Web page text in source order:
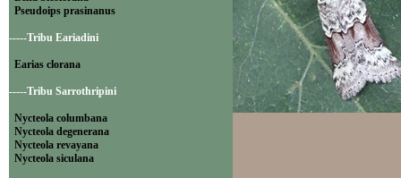
Pseudoips prasinanus
-----Tribu Eariadini
Earias clorana
-----Tribu Sarrothripini
Nycteola columbana
Nycteola degenerana
Nycteola revayana
Nycteola siculana